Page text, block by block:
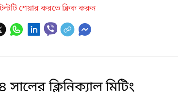
শেয়ার করতে ক্লিক করুন
সালের ক্লিনিক্যাল মিটিং